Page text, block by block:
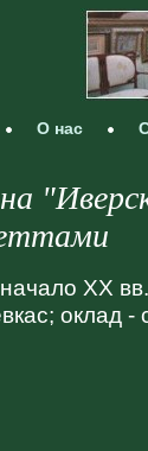
О нас
XX
оклад